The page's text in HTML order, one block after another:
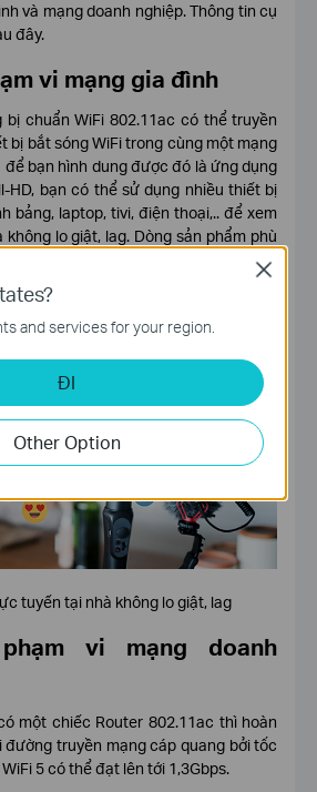
và mạng doanh nghiệp. Thông tin cụ
đây.
vi mạng gia đình
chuẩn WiFi 802.11ac có thể truyền
bị bắt sóng WiFi trong cùng một mạng
để bạn hình dung được đó là ứng dụng
HD, bạn có thể sử dụng nhiều thiết bị
bảng, laptop, tivi, điện thoại,.. để xem
lo giật, lag. Dòng sản phẩm phù
Archer C80
tuyến tại nhà không lo giật, lag
vi mạng doanh
một chiếc Router 802.11ac thì hoàn
truyền mạng cáp quang bởi tốc
5 có thể đạt lên tới 1,3Gbps.
and services for your region.
ĐI
Other Option
Close